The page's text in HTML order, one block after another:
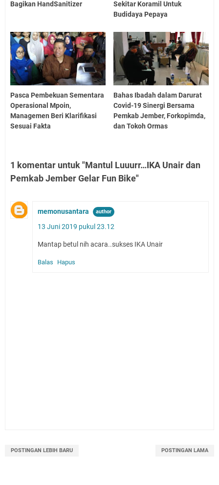
Bagikan HandSanitizer
Sekitar Koramil Untuk
Budidaya Pepaya
Pasca Pembekuan Sementara
Operasional Mpoin,
Managemen Beri Klarifikasi
Sesuai Fakta
Bahas Ibadah dalam Darurat
Covid-19 Sinergi Bersama
Pemkab Jember, Forkopimda,
dan Tokoh Ormas
1 komentar untuk "Mantul Luuurr…IKA Unair dan
Pemkab Jember Gelar Fun Bike"
memonusantara
13 Juni 2019 pukul 23.12
Mantap betul nih acara..sukses IKA Unair
Balas Hapus
POSTINGAN LEBIH BARU POSTINGAN LAMA